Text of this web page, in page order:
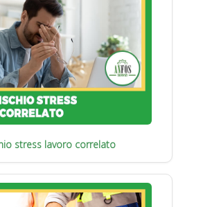
stress lavoro correlato